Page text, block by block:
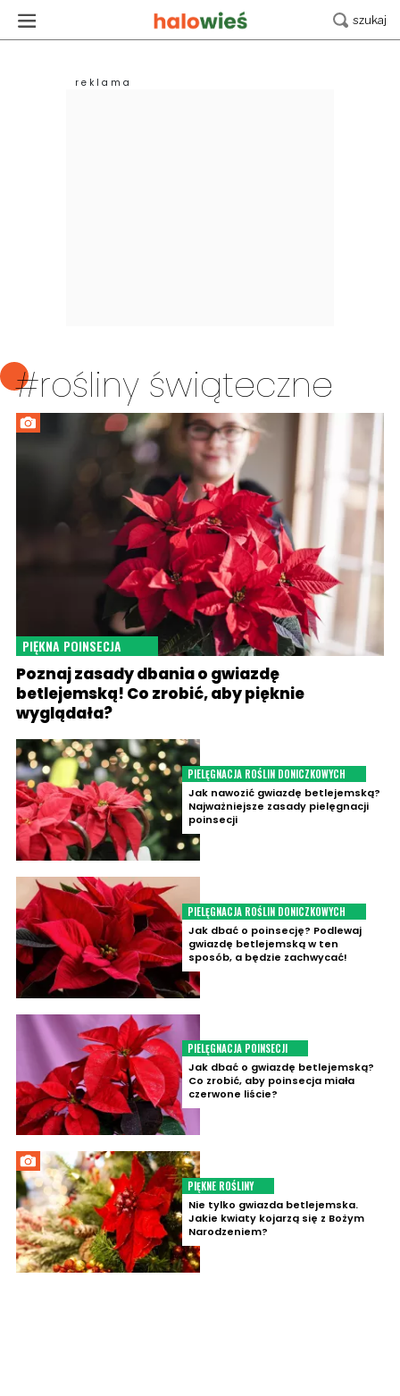
#rośliny świąteczne
PIĘKNA POINSECJA
Poznaj zasady dbania o gwiazdę
betlejemską! Co zrobić, aby pięknie
wyglądała?
PIELĘGNACJA ROŚLIN DONICZKOWYCH
Jak nawozić gwiazdę betlejemską?
Najważniejsze zasady pielęgnacji
poinsecji
PIELĘGNACJA ROŚLIN DONICZKOWYCH
Jak dbać o poinsecję? Podlewaj
gwiazdę betlejemską w ten
sposób, a będzie zachwycać!
PIELĘGNACJA POINSECJI
Jak dbać o gwiazdę betlejemską?
Co zrobić, aby poinsecja miała
czerwone liście?
PIĘKNE ROŚLINY
Nie tylko gwiazda betlejemska.
Jakie kwiaty kojarzą się z Bożym
Narodzeniem?